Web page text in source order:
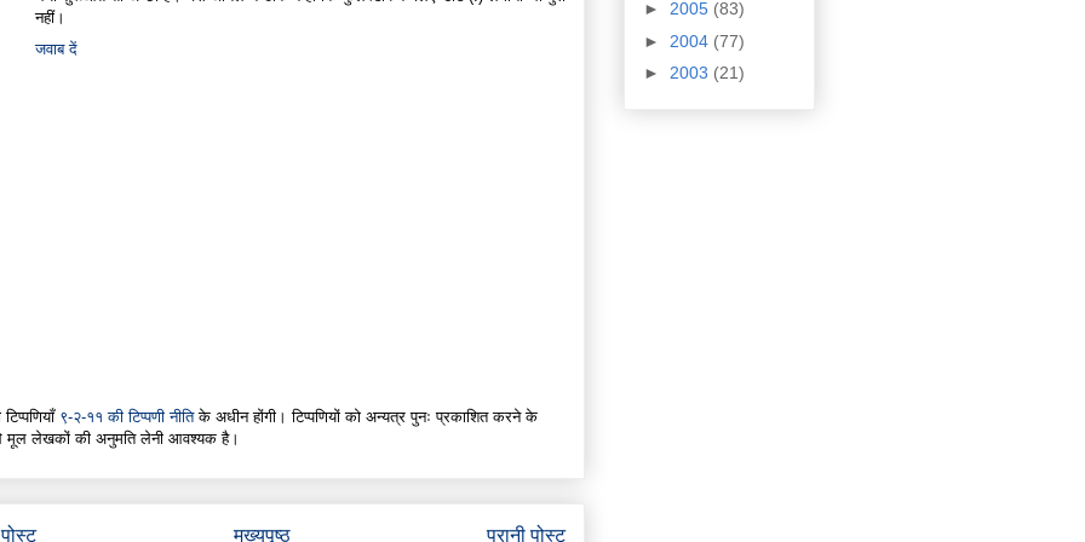
नहीं।
जवाब दें
९-२-११ की टिप्पणी नीतिके अधीन होंगी। टिप्पणियों को अन्यत्र पुनः प्रकाशित करने के
मूल लेखकों की अनुमति लेनी आवश्यक है।
पुरानी पोस्ट
मुख्यपृष्ठ
► 2005 (83)
► 2004 (77)
► 2003 (21)